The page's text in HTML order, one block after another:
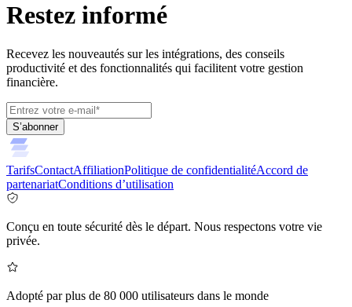
Restez informé
Recevez les nouveautés sur les intégrations, des conseils
productivité et des fonctionnalités qui facilitent votre gestion
financière.
S’abonner
TarifsContactAffiliationPolitique de confidentialitéAccord de
partenariatConditions d’utilisation
Conçu en toute sécurité dès le départ. Nous respectons votre vie
privée.
Adopté par plus de 80 000 utilisateurs dans le monde